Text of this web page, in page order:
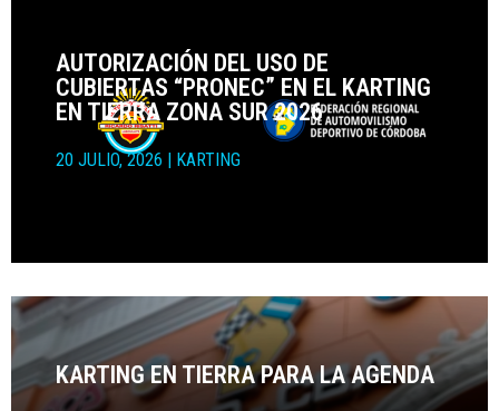
AUTORIZACIÓN DEL USO DE
CUBIERTAS “PRONEC” EN EL KARTING
EN TIERRA ZONA SUR 2026
20 JULIO, 2026 KARTING
KARTING EN TIERRA PARA LA AGENDA